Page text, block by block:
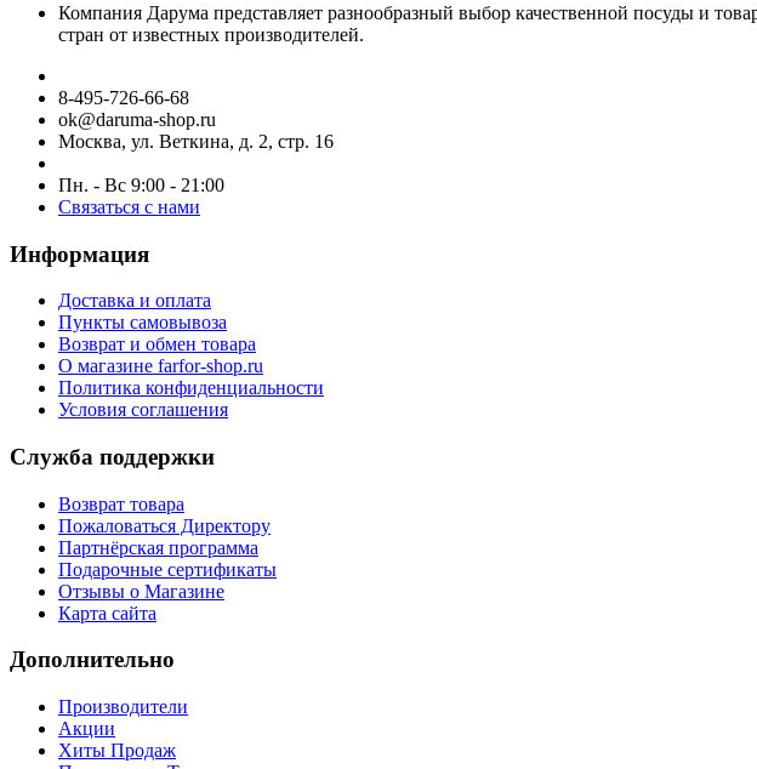
Компания Дарума представляет разнообразный выбор качественной посуды и
стран от известных производителей.
8-495-726-66-68
ok@daruma-shop.ru
Москва, ул. Веткина, д. 2, стр. 16
Пн. - Вс 9:00 - 21:00
Связаться с нами
Информация
Доставка и оплата
Пункты самовывоза
Возврат и обмен товара
О магазине farfor-shop.ru
Политика конфиденциальности
Условия соглашения
Служба поддержки
Возврат товара
Пожаловаться Директору
Партнёрская программа
Подарочные сертификаты
Отзывы о Магазине
Карта сайта
Дополнительно
Производители
Акции
Хиты Продаж